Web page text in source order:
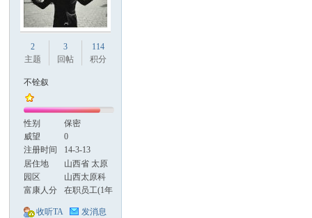
2
主题
3
回帖
114
积分
不铨叙
性别
保密
威望
0
注册时间
14-3-13
居住地
山西省 太原
市 小店区 小
店街道
园区
山西太原科
技园
富康人分
在职员工(1年
收听TA
发消息